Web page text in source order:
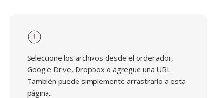
1
Seleccione los archivos desde el ordenador,
Google Drive, Dropbox o agregue una URL.
También puede simplemente arrastrarlo a esta
página..